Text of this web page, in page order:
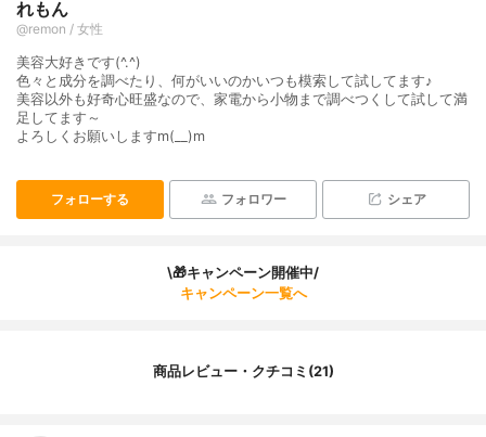
れもん
@remon / 女性
美容大好きです(^.^)
色々と成分を調べたり、何がいいのかいつも模索して試してます♪
美容以外も好奇心旺盛なので、家電から小物まで調べつくして試して満
足してます～
よろしくお願いしますm(__)m
フォローする フォロワー シェア
\🎁キャンペーン開催中/
キャンペーン一覧へ
商品レビュー・クチコミ(21)